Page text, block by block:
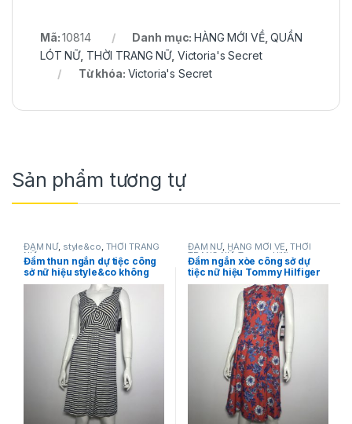
Mã:10814 Danh mục:HÀNG MỚI VỀ,QUẦN
LÓT NỮ, THỜI TRANG NỮ, Victoria's Secret
Từ khóa: Victoria's Secret
Sản phẩm tương tự
ĐẦM NỮ, style&co, THỜI TRANG
NỮ
Đầm thun ngắn dự tiệc công
sở nữ hiệu style&co không
tay sọc ngang trắng đen size
PS chính hãng
ĐẦM NỮ, HÀNG MỚI VỀ,THỜI
TRANG NỮ, Tommy Hilfiger
Đầm ngắn xòe công sở dự
tiệc nữ hiệu Tommy Hilfiger
không tay màu cam họa tiết
hoa lá size 2 chính hãng